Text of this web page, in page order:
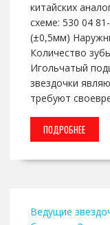
китайских
схеме: 530 04
(±0,5мм)
Количество
Игольчатый
звездочки
требуют
ПОДРОБНЕЕ
Ведущие